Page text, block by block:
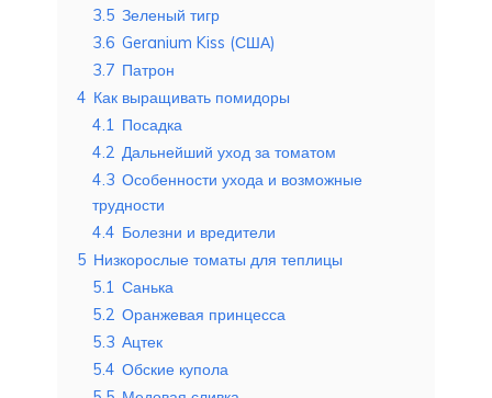
3.5 Зеленый тигр
3.6 Geranium Kiss (США)
3.7 Патрон
4 Как выращивать помидоры
4.1 Посадка
4.2 Дальнейший уход за томатом
4.3 Особенности ухода и возможные
трудности
4.4 Болезни и вредители
5 Низкорослые томаты для теплицы
5.1 Санька
5.2 Оранжевая принцесса
5.3 Ацтек
5.4 Обские купола